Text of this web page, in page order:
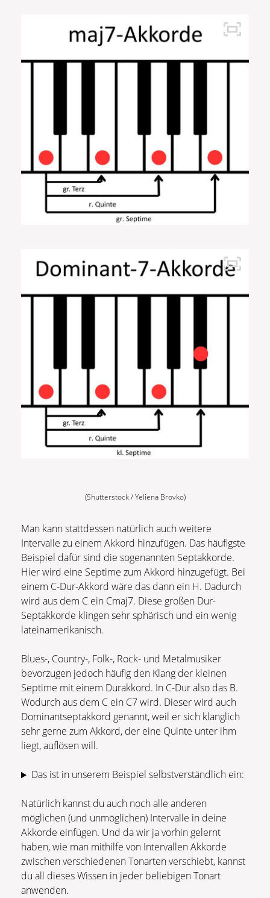
(Shutterstock / Yeliena Brovko)
Man kann stattdessen natürlich auch weitere
Intervalle zu einem Akkord hinzufügen. Das häufigste
Beispiel dafür sind die sogenannten Septakkorde.
Hier wird eine Septime zum Akkord hinzugefügt. Bei
einem C-Dur-Akkord wäre das dann ein H. Dadurch
wird aus dem C ein Cmaj7. Diese großen Dur-
Septakkorde klingen sehr sphärisch und ein wenig
lateinamerikanisch.
Blues-, Country-, Folk-, Rock- und Metalmusiker
bevorzugen jedoch häufig den Klang der kleinen
Septime mit einem Durakkord. In C-Dur also das B.
Wodurch aus dem C ein C7 wird. Dieser wird auch
Dominantseptakkord genannt, weil er sich klanglich
sehr gerne zum Akkord, der eine Quinte unter ihm
liegt, auflösen will.
Das ist in unserem Beispiel selbstverständlich ein:
Natürlich kannst du auch noch alle anderen
möglichen (und unmöglichen) Intervalle in deine
Akkorde einfügen. Und da wir ja vorhin gelernt
haben, wie man mithilfe von Intervallen Akkorde
zwischen verschiedenen Tonarten verschiebt, kannst
du all dieses Wissen in jeder beliebigen Tonart
anwenden.